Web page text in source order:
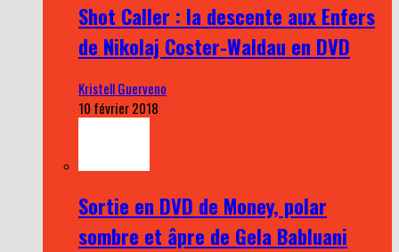
Shot Caller : la descente aux Enfers
de Nikolaj Coster-Waldau en DVD
Kristell Guerveno
10 février 2018
Sortie en DVD de Money, polar
sombre et âpre de Gela Babluani